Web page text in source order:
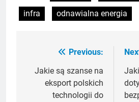
infra
odnawialna energia
Nawigacja
wpisu
Previous:
Jakie są szanse na
eksport polskich
technologii do